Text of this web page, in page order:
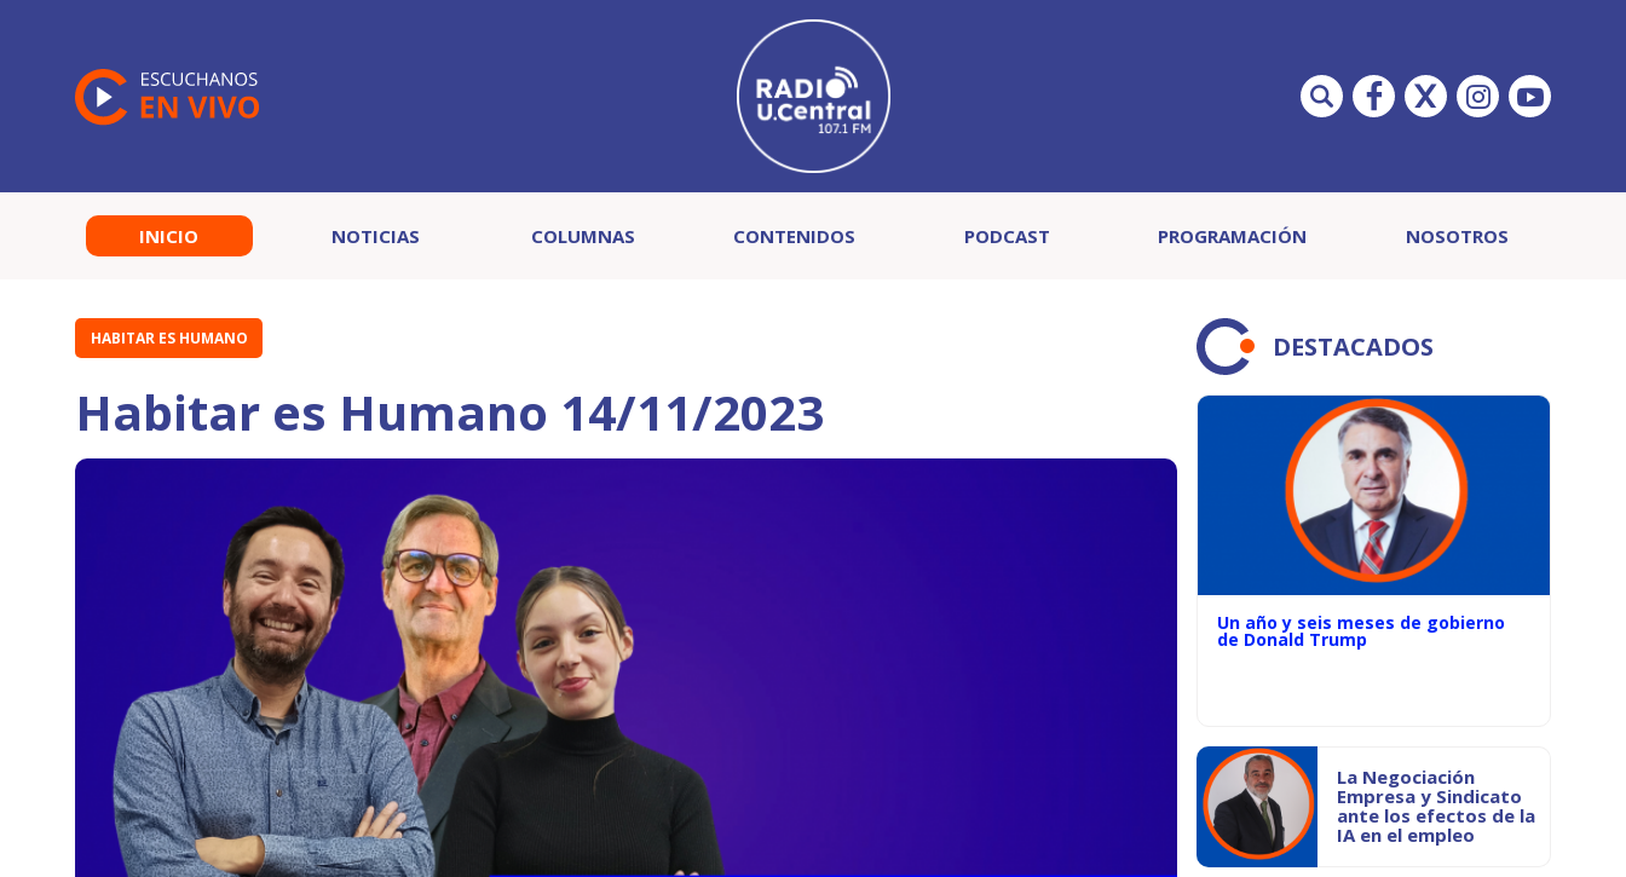
INICIO NOTICIAS COLUMNAS CONTENIDOS PODCAST PROGRAMACIÓN NOSOTROS
HABITAR ES HUMANO
Habitar es Humano 14/11/2023
DESTACADOS
Un año y seis meses de gobierno
de Donald Trump
La Negociación
Empresa y Sindicato
ante los efectos de la
IA en el empleo